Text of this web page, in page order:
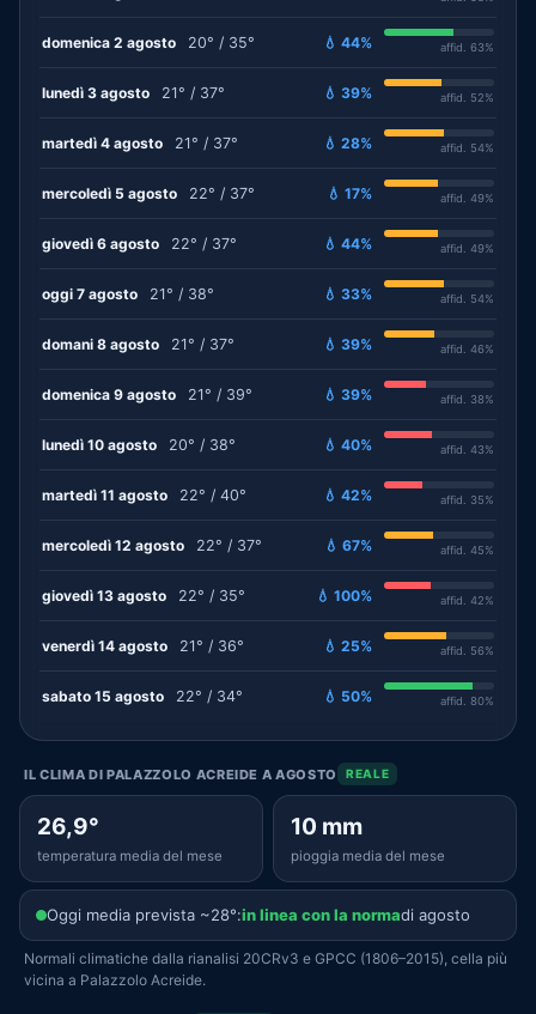
domenica 2 agosto 20° / 35° 💧 44% affid. 63%
lunedì 3 agosto 21° / 37° 💧 39% affid. 52%
martedì 4 agosto 21° / 37° 💧 28% affid. 54%
mercoledì 5 agosto 22° / 37° 💧 17% affid. 49%
giovedì 6 agosto 22° / 37° 💧 44% affid. 49%
oggi 7 agosto 21° / 38° 💧 33% affid. 54%
domani 8 agosto 21° / 37° 💧 39% affid. 46%
domenica 9 agosto 21° / 39° 💧 39% affid. 38%
lunedì 10 agosto 20° / 38° 💧 40% affid. 43%
martedì 11 agosto 22° / 40° 💧 42% affid. 35%
mercoledì 12 agosto 22° / 37° 💧 67% affid. 45%
giovedì 13 agosto 22° / 35° 💧 100% affid. 42%
venerdì 14 agosto 21° / 36° 💧 25% affid. 56%
sabato 15 agosto 22° / 34° 💧 50% affid. 80%
IL CLIMA DI PALAZZOLO ACREIDE A AGOSTO REALE
26,9°
temperatura media del mese
10 mm
pioggia media del mese
Oggi media prevista ~28°:in linea con la normadi agosto
Normali climatiche dalla rianalisi 20CRv3 e GPCC (1806–2015), cella più
vicina a Palazzolo Acreide.